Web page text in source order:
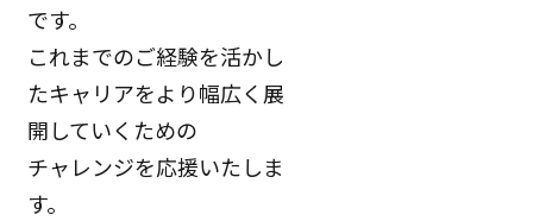
です。
これまでのご経験を活かし
たキャリアをより幅広く展
開していくための
チャレンジを応援いたしま
す。